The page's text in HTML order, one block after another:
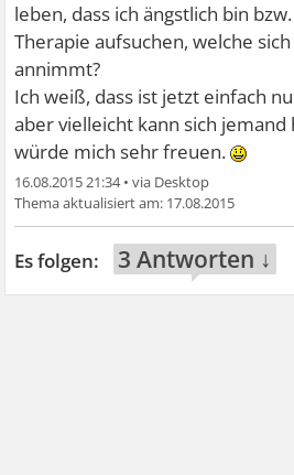
leben, dass ich ängstlich bin
Therapie aufsuchen, welche
annimmt?
Ich weiß, dass ist jetzt einfach
aber vielleicht kann sich
würde mich sehr freuen.
16.08.2015 21:34•
17.08.2015
3 Antworten ↓